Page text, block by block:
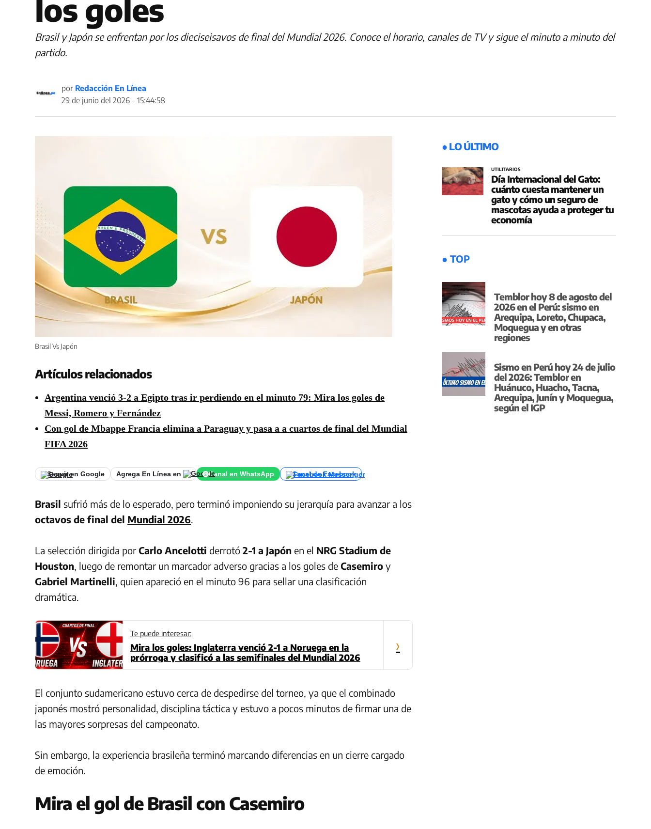
los goles
Brasil y Japón se enfrentan por los dieciseisavos de final del Mundial 2026. Conoce el horario, canales de TV y sigue el minuto a minuto del
partido.
por Redacción En Línea
29 de junio del 2026 - 15:44:58
Brasil Vs Japón
Artículos relacionados
Argentina venció 3-2 a Egipto tras ir perdiendo en el minuto 79: Mira los goles de
Messi, Romero y Fernández
Con gol de Mbappe Francia elimina a Paraguay y pasa a a cuartos de final del Mundial
FIFA 2026
Seguir en Google Agrega En Línea en Canal en WhatsApp Canal de Facebook
Brasil sufrió más de lo esperado, pero terminó imponiendo su jerarquía para avanzar a los
octavos de final del Mundial 2026.
La selección dirigida porCarlo Ancelotti derrotó 2-1 a Japón en el NRG Stadium de
Houston, luego de remontar un marcador adverso gracias a los goles de Casemiro y
Gabriel Martinelli, quien apareció en el minuto 96 para sellar una clasificación
dramática.
Te puede interesar:
Mira los goles: Inglaterra venció 2-1 a Noruega en la
prórroga y clasificó a las semifinales del Mundial 2026
›
El conjunto sudamericano estuvo cerca de despedirse del torneo, ya que el combinado
japonés mostró personalidad, disciplina táctica y estuvo a pocos minutos de firmar una de
las mayores sorpresas del campeonato.
Sin embargo, la experiencia brasileña terminó marcando diferencias en un cierre cargado
de emoción.
Mira el gol de Brasil con Casemiro
● LO ÚLTIMO
UTILITARIOS
Día Internacional del Gato:
cuánto cuesta mantener un
gato y cómo un seguro de
mascotas ayuda a proteger tu
economía
● TOP
Temblor hoy 8 de agosto del
2026 en el Perú: sismo en
Arequipa, Loreto, Chupaca,
Moquegua y en otras
regiones
Sismo en Perú hoy 24 de julio
del 2026: Temblor en
Huánuco, Huacho, Tacna,
Arequipa, Junín y Moquegua,
según el IGP